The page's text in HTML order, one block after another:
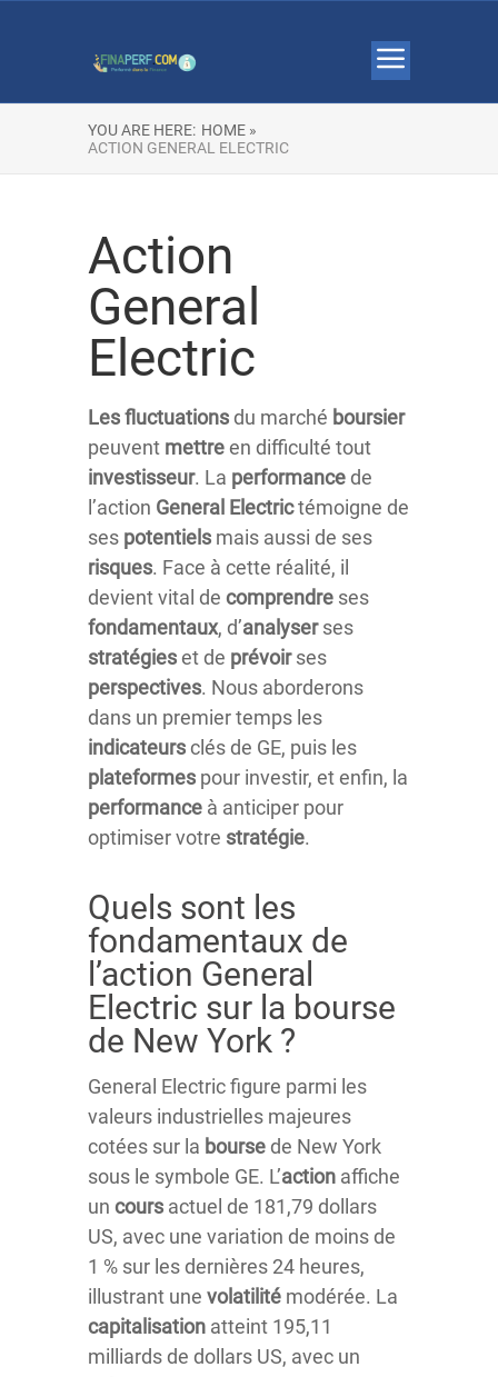
YOU ARE HERE: HOME »
ACTION GENERAL ELECTRIC
Action
General
Electric
Les fluctuations du marché boursier
peuvent mettreen difficulté tout
investisseur. La performance de
l’action General Electrictémoigne de
ses potentiels mais aussi de ses
risques. Face à cette réalité, il
devient vital de comprendre ses
fondamentaux, d’analyserses
stratégieset de prévoirses
perspectives. Nous aborderons
dans un premier temps les
indicateursclés de GE, puis les
plateformes pour investir, et enfin, la
performance à anticiper pour
optimiser votre stratégie.
Quels sont les
fondamentaux de
l’action General
Electric sur la bourse
de New York ?
General Electric figure parmi les
valeurs industrielles majeures
cotées sur la bourse de New York
sous le symbole GE. L’action affiche
un cours actuel de 181,79 dollars
US, avec une variation de moins de
1 % sur les dernières 24 heures,
illustrant une volatilité modérée. La
capitalisation atteint 195,11
milliards de dollars US, avec un